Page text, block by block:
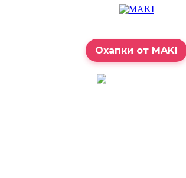
Охапки от MAKI